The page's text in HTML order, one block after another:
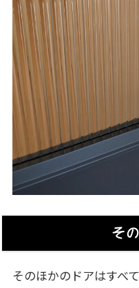
そ
そのほかのドアはすべ